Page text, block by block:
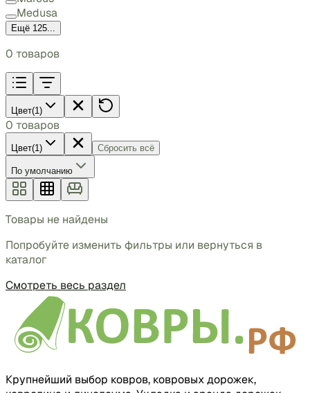
Medusa
Ещё 125...
0 товаров
Цвет(1 )
0 товаров
Цвет(1 ) Сбросить всё
По умолчанию
Товары не найдены
Попробуйте изменить фильтры или вернуться в
каталог
Смотреть весь раздел
Крупнейший выбор ковров, ковровых дорожек,